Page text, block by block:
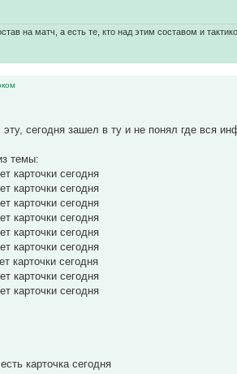
на матч, а есть те, кто над этим составом и
сегодня зашел в ту и не понял где вся
темы:
карточки сегодня
карточки сегодня
карточки сегодня
карточки сегодня
карточки сегодня
карточки сегодня
карточки сегодня
карточки сегодня
карточки сегодня
карточка сегодня